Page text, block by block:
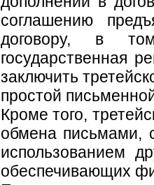
соглашению
договору, в
государственная
заключить
простой
Кроме того,
обмена письмами,
использованием
обеспечивающих